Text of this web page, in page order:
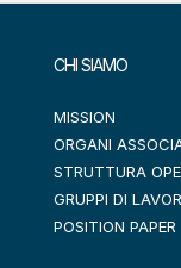
CHI SIAMO
MISSION
ORGANI
STRUTTURA
GRUPPI DI
POSITION PAPER